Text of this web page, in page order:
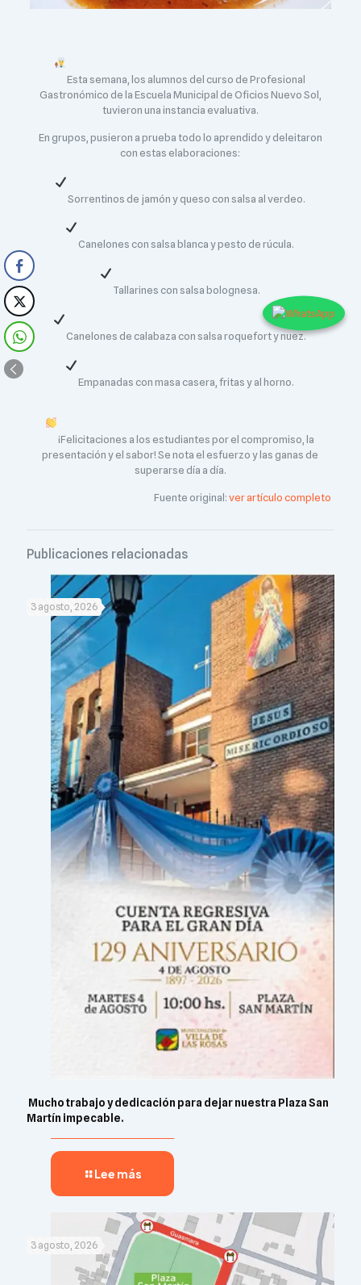
Esta semana, los alumnos del curso de Profesional
Gastronómico de la Escuela Municipal de Oficios Nuevo Sol,
tuvieron una instancia evaluativa.
En grupos, pusieron a prueba todo lo aprendido y deleitaron
con estas elaboraciones:
​ Sorrentinos de jamón y queso con salsa al verdeo.
​ Canelones con salsa blanca y pesto de rúcula.
​ Tallarines con salsa bolognesa.
​ Canelones de calabaza con salsa roquefort y nuez.
​ Empanadas con masa casera, fritas y al horno.
¡Felicitaciones a los estudiantes por el compromiso, la
presentación y el sabor! Se nota el esfuerzo y las ganas de
superarse día a día.
Fuente original:ver artículo completo
Publicaciones relacionadas
3 agosto, 2026
​ Mucho trabajo y dedicación para dejar nuestra Plaza San
Martín impecable. ​​
Lee más
3 agosto, 2026